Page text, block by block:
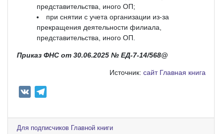
представительства, иного ОП;
при снятии с учета организации из-за
прекращения деятельности филиала,
представительства, иного ОП.
Приказ ФНС от 30.06.2025 № ЕД-7-14/568@
Источник: сайт Главная книга
e
Для подписчиков Главной книги